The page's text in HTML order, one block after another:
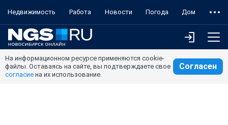
Недвижимость Работа Новости Погода Дом
На информационном ресурсе применяются cookie-
файлы. Оставаясь на сайте, вы подтверждаете свое
согласие на их использование.
Согласен